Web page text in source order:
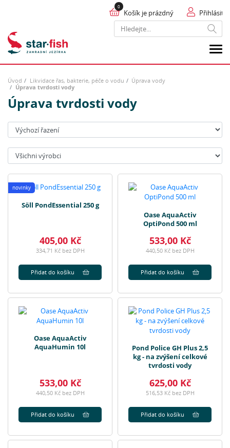
Hledat
Přihlásit
Košík je prázdný
Úvod Likvidace řas, bakterie, péče o vodu
Úprava vody
Úprava tvrdosti vody
Úprava tvrdosti vody
Seřadit:
Výrobci:
novinky
Söll PondEssential 250 g
405,00 Kč
334,71 Kč bez DPH
Přidat do košíku
Oase AquaActiv
OptiPond 500 ml
533,00 Kč
440,50 Kč bez DPH
Přidat do košíku
Oase AquaActiv
AquaHumin 10l
533,00 Kč
440,50 Kč bez DPH
Přidat do košíku
Pond Police GH Plus 2,5
kg - na zvýšení celkové
tvrdosti vody
625,00 Kč
516,53 Kč bez DPH
Přidat do košíku